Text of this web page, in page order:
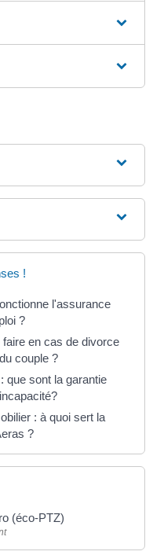
!
l'assurance
?
en cas de divorce
couple ?
que sont la garantie
: à quoi sert la
?
(éco-PTZ)